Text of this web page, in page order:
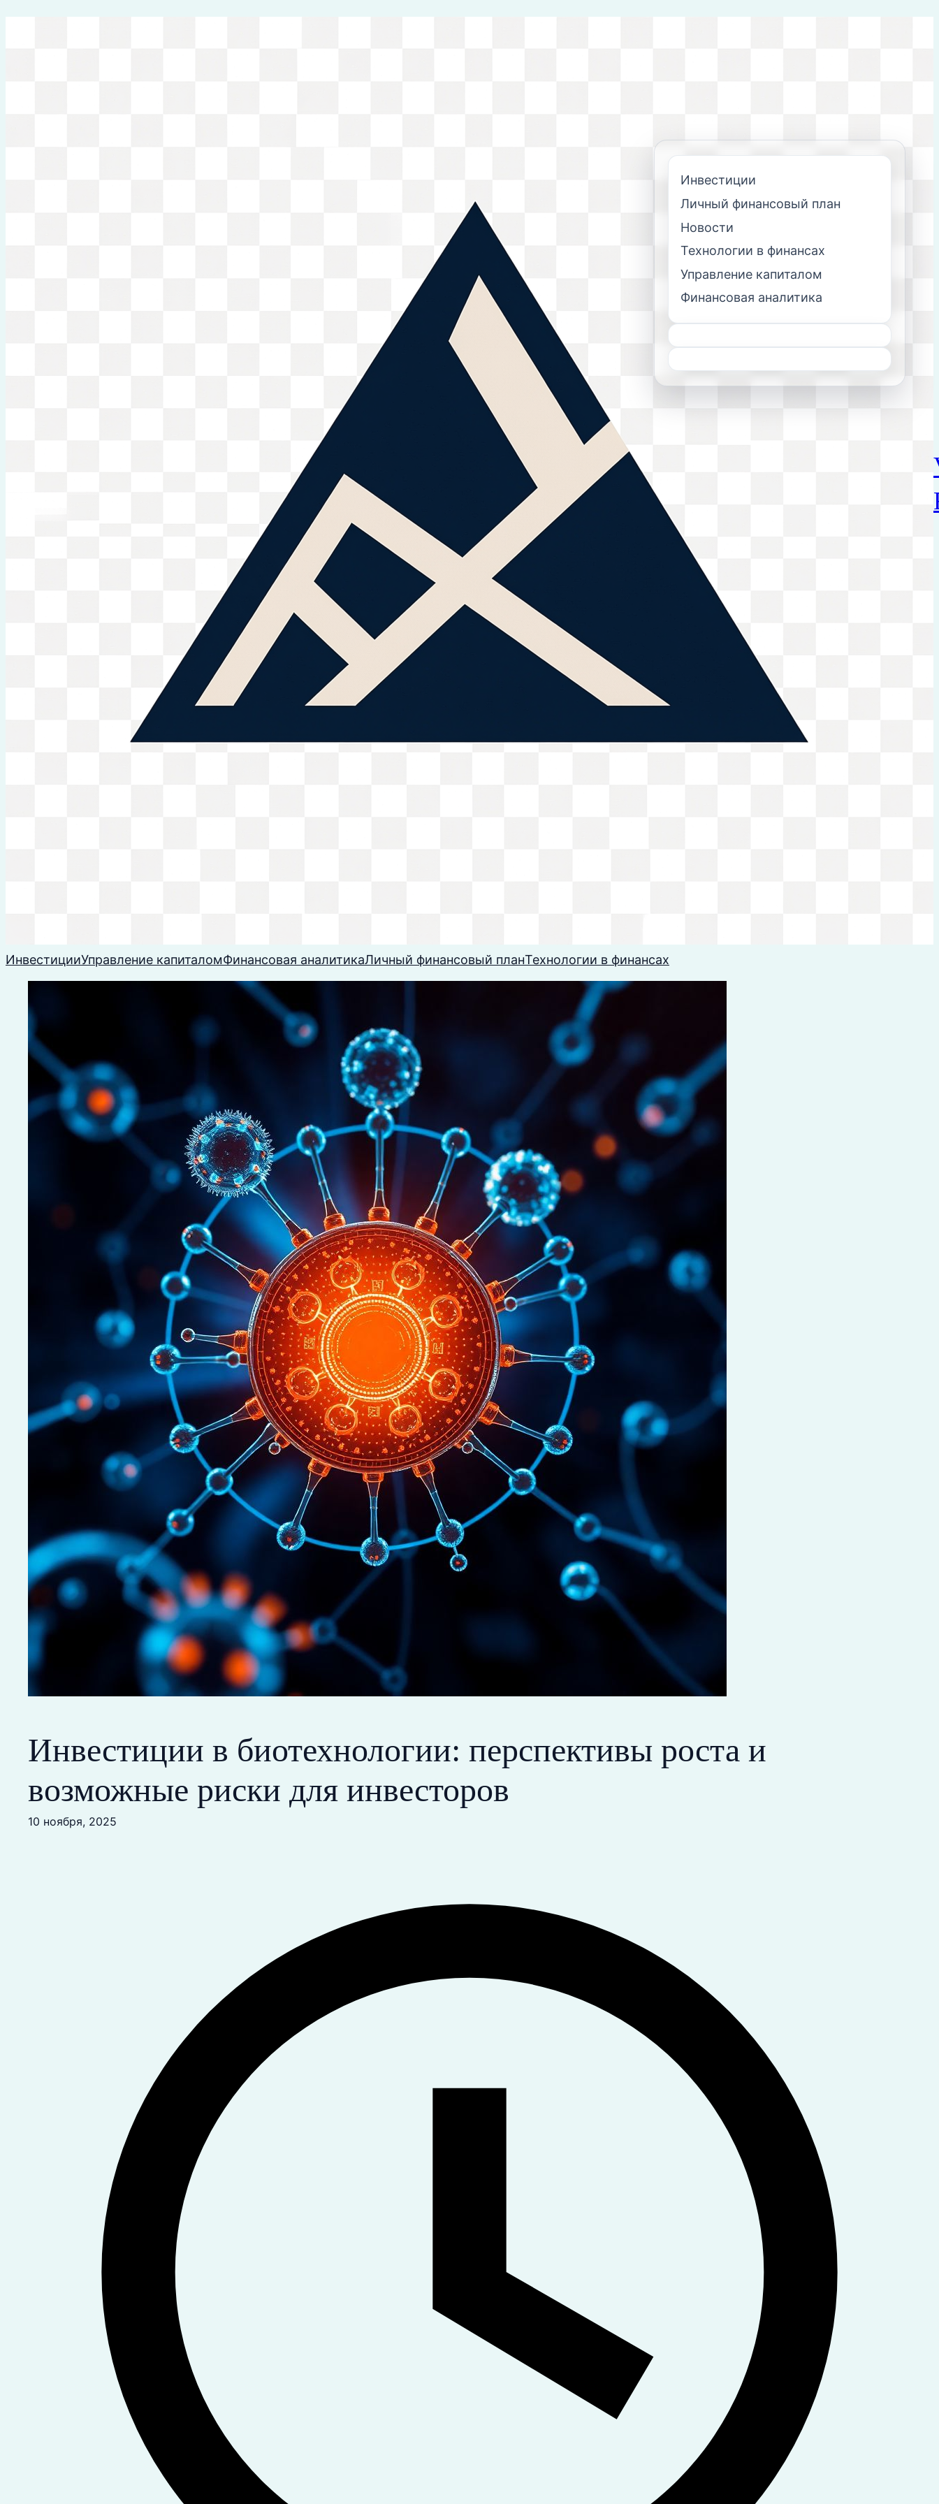
ИнвестицииУправление капиталомФинансовая аналитикаЛичный финансовый планТехнологии в финансах
Инвестиции в биотехнологии: перспективы роста и
возможные риски для инвесторов
10 ноября, 2025
Инвестиции
Личный финансовый план
Новости
Технологии в финансах
Управление капиталом
Финансовая аналитика